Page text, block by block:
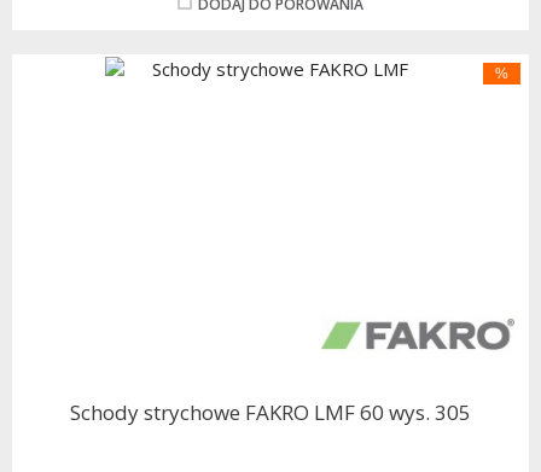
DODAJ DO PORÓWANIA
%
Schody strychowe FAKRO LMF 60 wys. 305